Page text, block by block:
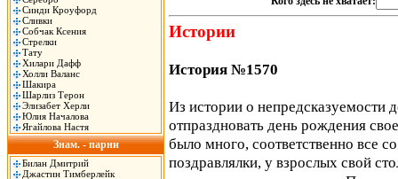
Синди Кроуфорд
Сливки
Собчак Ксения
Стрелки
Тату
Хилари Дафф
Холли Валанс
Шакира
Шарлиз Терон
Элизабет Херли
Юлия Началова
Ягайлова Настя
Знам. - парни
Билан Дмитрий
Джастин Тимберлейк
Истории
История №1570
Из истории о непредсказуемости
отпраздновать день рождения
было много, соответственно все
поздравлялки, у взрослых свой